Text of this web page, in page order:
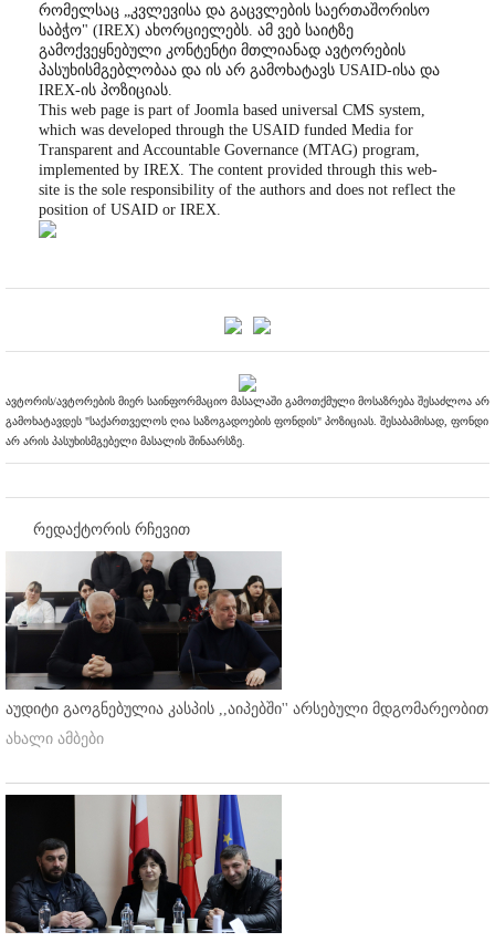
რომელსაც „კვლევისა და გაცვლების საერთაშორისო
საბჭო" (IREX) ახორციელებს. ამ ვებ საიტზე
გამოქვეყნებული კონტენტი მთლიანად ავტორების
პასუხისმგებლობაა და ის არ გამოხატავს USAID-ისა და
IREX-ის პოზიციას.
This web page is part of Joomla based universal CMS system,
which was developed through the USAID funded Media for
Transparent and Accountable Governance (MTAG) program,
implemented by IREX. The content provided through this web-
site is the sole responsibility of the authors and does not reflect the
position of USAID or IREX.
ავტორის/ავტორების მიერ საინფორმაციო მასალაში გამოთქმული მოსაზრება შესაძლოა არ
გამოხატავდეს "საქართველოს ღია საზოგადოების ფონდის" პოზიციას. შესაბამისად, ფონდი
არ არის პასუხისმგებელი მასალის შინაარსზე.
რედაქტორის რჩევით
აუდიტი გაოგნებულია კასპის ,,აიპებში'' არსებული მდგომარეობით
ახალი ამბები